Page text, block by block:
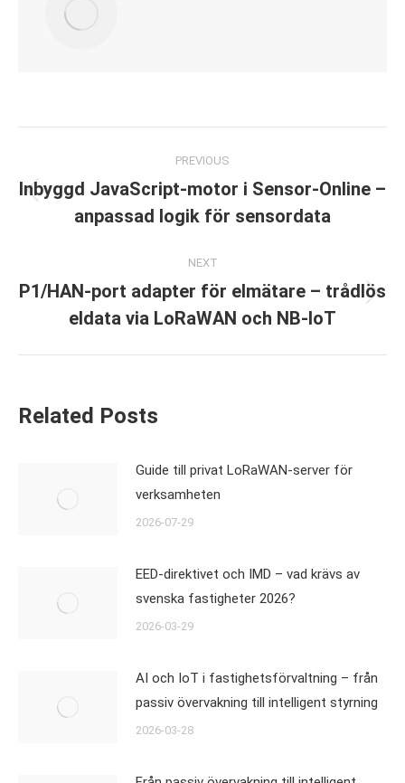
navigation
PREVIOUS
Previous
post:
Inbyggd JavaScript-motor i Sensor-Online –
anpassad logik för sensordata
NEXT
Next
post:
P1/HAN-port adapter för elmätare – trådlös
eldata via LoRaWAN och NB-IoT
Related Posts
Guide till privat LoRaWAN-server för
verksamheten
2026-07-29
EED-direktivet och IMD – vad krävs av
svenska fastigheter 2026?
2026-03-29
AI och IoT i fastighetsförvaltning – från
passiv övervakning till intelligent styrning
2026-03-28